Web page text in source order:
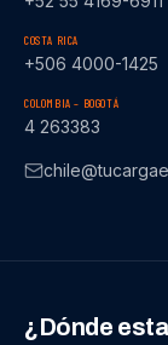
COSTA RICA
+506 4000-1425
COLOMBIA – BOGOTÁ
4 263383
¿Dónde